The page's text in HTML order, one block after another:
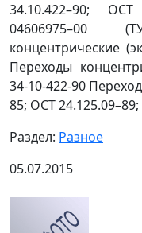
34.10.422–90;
04606975–00
концентрические
Переходы
34-10-422-90
85; ОСТ
Раздел: Разное
05.07.2015